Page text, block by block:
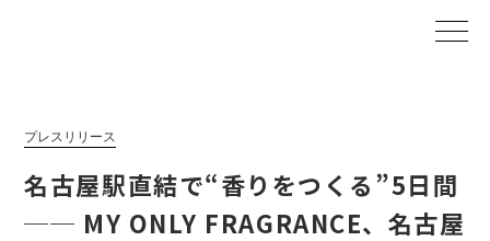
プレスリリース
名古屋駅直結で“香りをつくる”5日間
── MY ONLY FRAGRANCE、名古屋